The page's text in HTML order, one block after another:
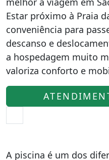
Estar próximo à Praia
conveniência para
descanso e
a hospedagem muito
valoriza conforto e
A piscina é um dos